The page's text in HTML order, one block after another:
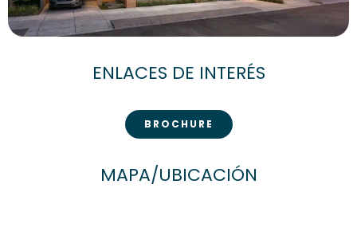
ENLACES DE INTERÉS
BROCHURE
MAPA/UBICACIÓN